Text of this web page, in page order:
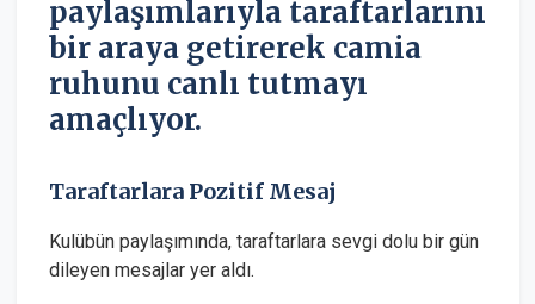
paylaşımlarıyla taraftarlarını
bir araya getirerek camia
ruhunu canlı tutmayı
amaçlıyor.
Taraftarlara Pozitif Mesaj
Kulübün paylaşımında, taraftarlara sevgi dolu bir gün
dileyen mesajlar yer aldı.